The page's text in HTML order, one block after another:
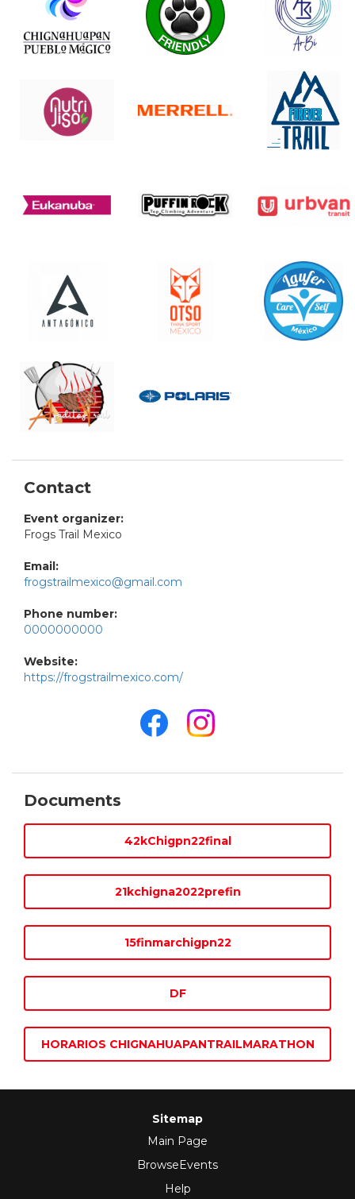
Contact
Event organizer:
Frogs Trail Mexico
Email:
frogstrailmexico@gmail.com
Phone number:
0000000000
Website:
https://frogstrailmexico.com/
Documents
42kChigpn22final
21kchigna2022prefin
15finmarchigpn22
DF
HORARIOS CHIGNAHUAPANTRAILMARATHON
Sitemap
Main Page
BrowseEvents
Help